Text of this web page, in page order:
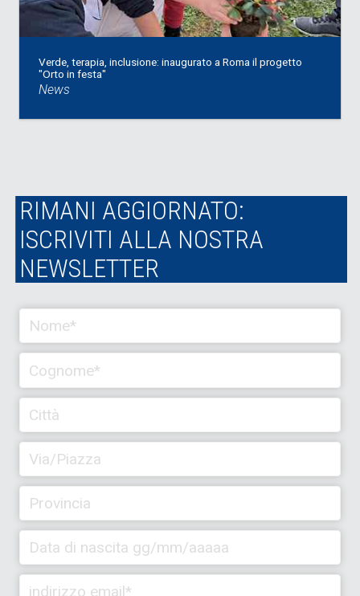
Verde, terapia, inclusione: inaugurato a Roma il progetto
"Orto in festa"
News
RIMANI AGGIORNATO:
ISCRIVITI ALLA NOSTRA
NEWSLETTER